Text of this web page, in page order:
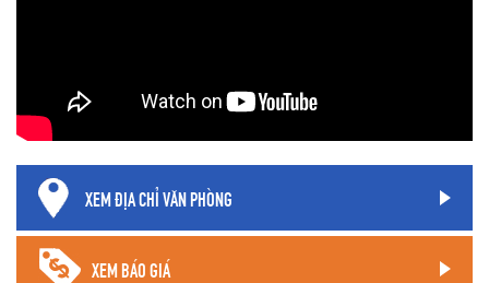
XEM ĐỊA CHỈ VĂN PHÒNG
XEM BÁO GIÁ